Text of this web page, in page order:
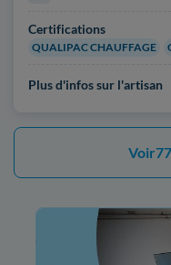
Certifications
QUALIPAC CHAUFFAGE
Plus d'infos sur l'artisan
Voir